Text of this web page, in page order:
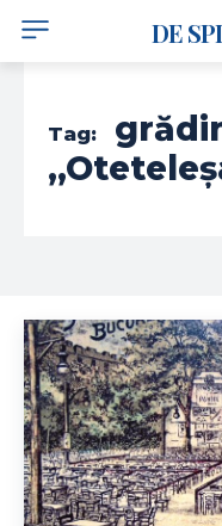
DE
Tag: